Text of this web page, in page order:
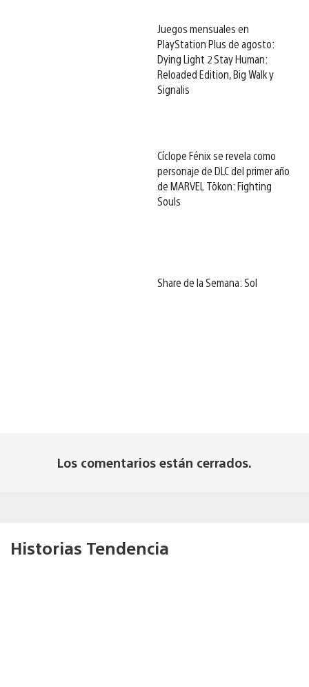
Juegos mensuales en
PlayStation Plus de agosto:
Dying Light 2 Stay Human:
Reloaded Edition, Big Walk y
Signalis
Cíclope Fénix se revela como
personaje de DLC del primer año
de MARVEL Tōkon: Fighting
Souls
Share de la Semana: Sol
Los comentarios están cerrados.
Historias Tendencia